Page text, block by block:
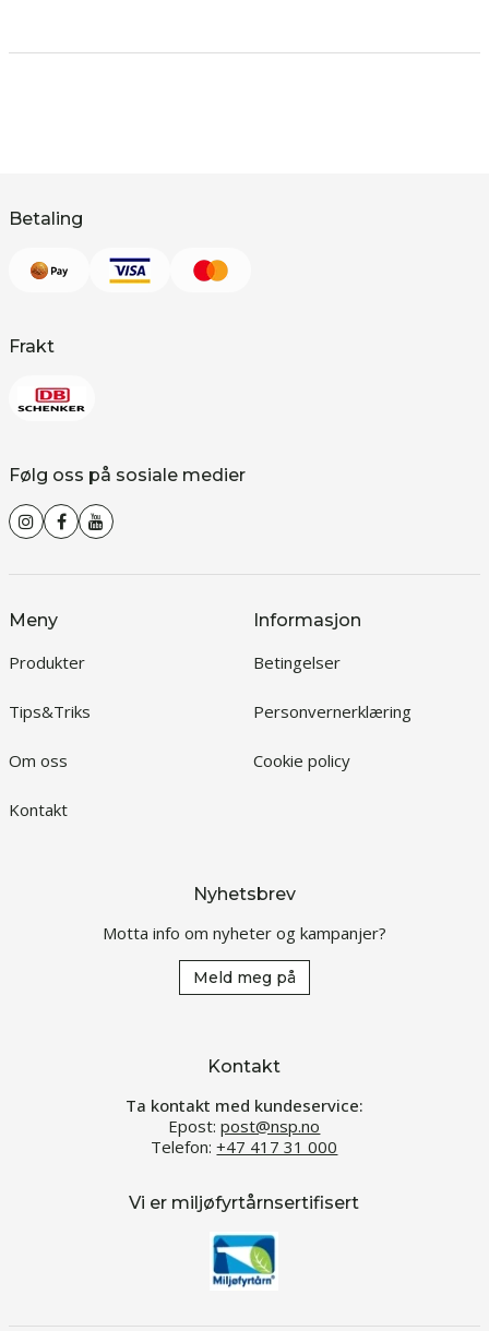
Betaling
Frakt
Følg oss på sosiale medier
Meny
Produkter
Tips&Triks
Om oss
Kontakt
Informasjon
Betingelser
Personvernerklæring
Cookie policy
Nyhetsbrev
Motta info om nyheter og kampanjer?
Meld meg på
Kontakt
Ta kontakt med kundeservice:
Epost:post@nsp.no
Telefon:+47 417 31 000
Vi er miljøfyrtårnsertifisert